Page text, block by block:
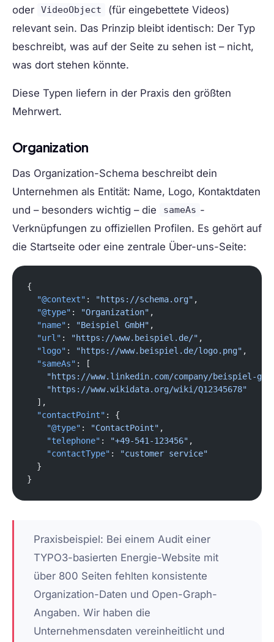
oder
VideoObject
(für eingebettete Videos)
relevant sein. Das Prinzip bleibt identisch: Der Typ
beschreibt, was auf der Seite zu sehen ist – nicht,
was dort stehen könnte.
Diese Typen liefern in der Praxis den größten
Mehrwert.
Organization
Das Organization-Schema beschreibt dein
Unternehmen als Entität: Name, Logo, Kontaktdaten
und – besonders wichtig – die
sameAs -
Verknüpfungen zu offiziellen Profilen. Es gehört auf
die Startseite oder eine zentrale Über-uns-Seite:
{
  "@context"
: "https://schema.org" ,
  "@type"
: "Organization" ,
  "name"
: "Beispiel GmbH" ,
  "url"
: "https://www.beispiel.de/" ,
  "logo"
: "https://www.beispiel.de/logo.png" ,
  "sameAs"
: [
"https://www.linkedin.com/company/beispiel-
    "https://www.wikidata.org/wiki/Q12345678"
  ],
  "contactPoint"
: {
    "@type"
: "ContactPoint" ,
    "telephone"
: "+49-541-123456" ,
    "contactType"
:
"customer service"
  }
}
Praxisbeispiel: Bei einem Audit einer
TYPO3-basierten Energie-Website mit
über 800 Seiten fehlten konsistente
Organization-Daten und Open-Graph-
Angaben. Wir haben die
Unternehmensdaten vereinheitlicht und